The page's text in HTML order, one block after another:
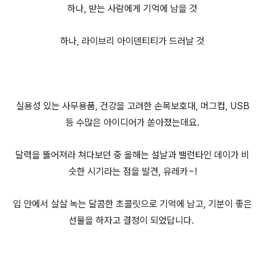
하나, 받는 사람에게 기억에 남을 것
하나, 라이브리 아이덴티티가 드러날 것
실용성 있는 사무용품, 건강을 고려한 손목보호대, 머그컵, USB
등 수많은 아이디어가 쏟아졌는데요.
달력을 뚫어져라 쳐다보던 중 올해는 설날과 밸런타인 데이가 비
슷한 시기라는 점을 발견, 유레카~!
입 안에서 살살 녹는 달콤한 초콜릿으로 기억에 남고, 기분이 좋은
선물을 하자고 결정이 되었답니다.